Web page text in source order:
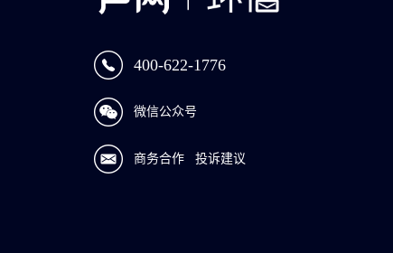
400-622-1776
微信公众号
商务合作 投诉建议